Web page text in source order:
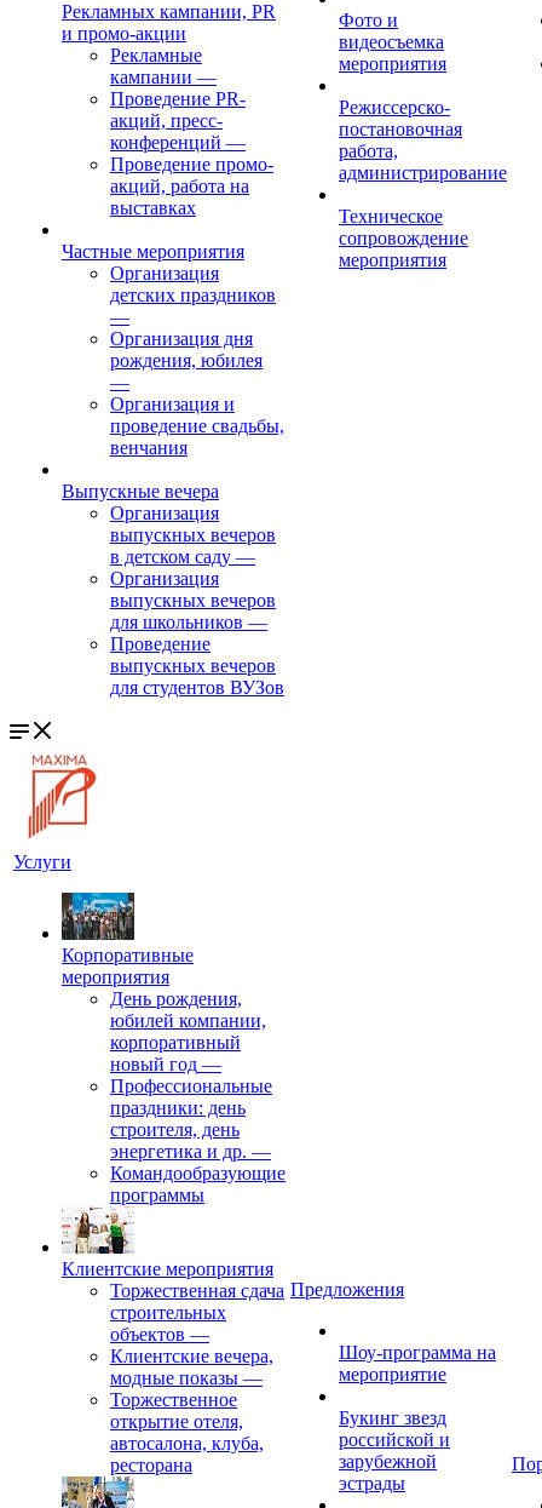
Рекламных кампании, PR
и промо-акции
Рекламные
кампании —
Проведение PR-
акций, пресс-
конференций —
Проведение промо-
акций, работа на
выставках
Частные мероприятия
Организация
детских праздников
—
Организация дня
рождения, юбилея
—
Организация и
проведение свадьбы,
венчания
Выпускные вечера
Организация
выпускных вечеров
в детском саду —
Организация
выпускных вечеров
для школьников —
Проведение
выпускных вечеров
для студентов ВУЗов
Фото и
видеосъемка
мероприятия
Режиссерско-
постановочная
работа,
администрирование
Техническое
сопровождение
мероприятия
Услуги
Корпоративные
мероприятия
День рождения,
юбилей компании,
корпоративный
новый год —
Профессиональные
праздники: день
строителя, день
энергетика и др. —
Командообразующие
программы
Клиентские мероприятия
Торжественная сдача
строительных
объектов —
Клиентские вечера,
модные показы —
Торжественное
открытие отеля,
автосалона, клуба,
ресторана
Предложения
Шоу-программа на
мероприятие
Букинг звезд
российской и
зарубежной
эстрады